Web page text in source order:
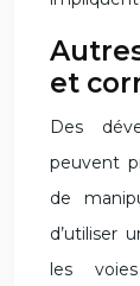
et
Des
peuvent
de
d’utiliser
les